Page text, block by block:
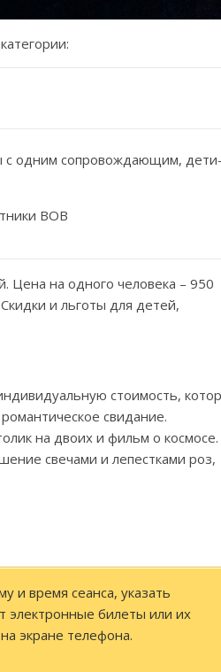
с одним сопровождающим, дети-
ВОВ
Цена на одного человека – 950
и льготы для детей,
стоимость,
свидание.
на двоих и фильм о космосе.
свечами и лепестками роз,
и время сеанса, указать
электронные билеты или их
экране телефона.